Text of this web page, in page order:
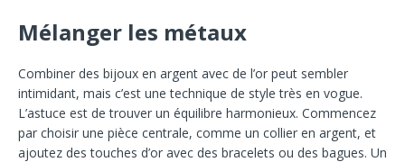
Mélanger les métaux
Combiner des bijoux en argent avec de l’or peut sembler
intimidant, mais c’est une technique de style très en vogue.
L’astuce est de trouver un équilibre harmonieux. Commencez
par choisir une pièce centrale, comme un collier en argent, et
ajoutez des touches d’or avec des bracelets ou des bagues. Un